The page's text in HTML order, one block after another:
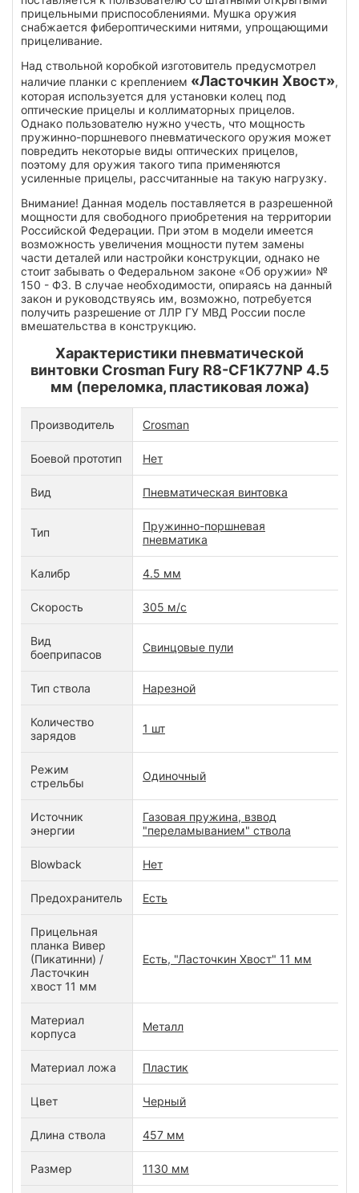
прицельными приспособлениями. Мушка оружия
снабжается фибероптическими нитями, упрощающими
прицеливание.
Над ствольной коробкой изготовитель предусмотрел
наличие планки с креплением «Ласточкин Хвост»,
которая используется для установки колец под
оптические прицелы и коллиматорных прицелов.
Однако пользователю нужно учесть, что мощность
пружинно-поршневого пневматического оружия может
повредить некоторые виды оптических прицелов,
поэтому для оружия такого типа применяются
усиленные прицелы, рассчитанные на такую нагрузку.
Внимание! Данная модель поставляется в разрешенной
мощности для свободного приобретения на территории
Российской Федерации. При этом в модели имеется
возможность увеличения мощности путем замены
части деталей или настройки конструкции, однако не
стоит забывать о Федеральном законе «Об оружии» №
150 - ФЗ. В случае необходимости, опираясь на данный
закон и руководствуясь им, возможно, потребуется
получить разрешение от ЛЛР ГУ МВД России после
вмешательства в конструкцию.
Характеристики пневматической
винтовки Crosman Fury R8-CF1K77NP 4.5
мм (переломка, пластиковая ложа)
Производитель Crosman
Боевой прототип Нет
Вид Пневматическая винтовка
Тип
Пружинно-поршневая
пневматика
Калибр 4.5 мм
Скорость 305 м/с
Вид
боеприпасов
Свинцовые пули
Тип ствола Нарезной
Количество
зарядов
1 шт
Режим
стрельбы
Одиночный
Источник
энергии
Газовая пружина, взвод
"переламыванием" ствола
Blowback Нет
Предохранитель Есть
Прицельная
планка Вивер
(Пикатинни) /
Ласточкин
хвост 11 мм
Есть, "Ласточкин Хвост" 11 мм
Материал
корпуса
Металл
Материал ложа Пластик
Цвет Черный
Длина ствола 457 мм
Размер 1130 мм